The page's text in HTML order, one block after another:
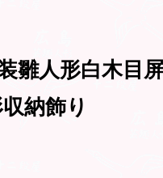
雛人形白木目
納飾り